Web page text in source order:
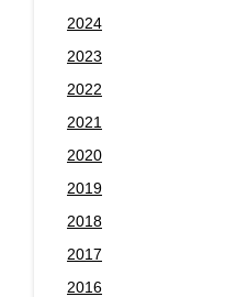
2024
2023
2022
2021
2020
2019
2018
2017
2016